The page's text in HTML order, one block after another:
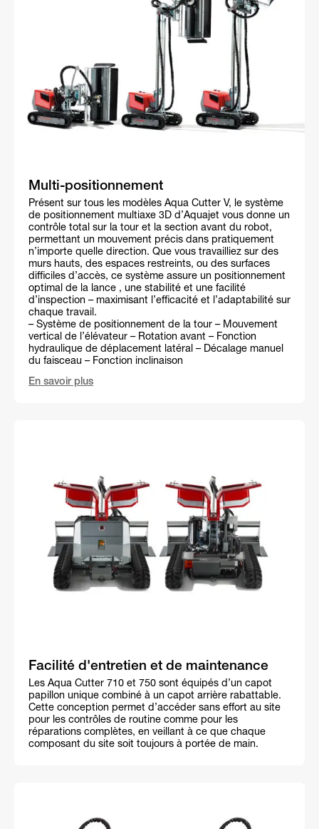
Multi-positionnement
Présent sur tous les modèles Aqua Cutter V, le système
de positionnement multiaxe 3D d’Aquajet vous donne un
contrôle total sur la tour et la section avant du robot,
permettant un mouvement précis dans pratiquement
n’importe quelle direction. Que vous travailliez sur des
murs hauts, des espaces restreints, ou des surfaces
difficiles d’accès, ce système assure un positionnement
optimal de la lance , une stabilité et une facilité
d’inspection – maximisant l’efficacité et l’adaptabilité sur
chaque travail.
– Système de positionnement de la tour – Mouvement
vertical de l’élévateur – Rotation avant – Fonction
hydraulique de déplacement latéral – Décalage manuel
du faisceau – Fonction inclinaison
En savoir plus
Facilité d'entretien et de maintenance
Les Aqua Cutter 710 et 750 sont équipés d’un capot
papillon unique combiné à un capot arrière rabattable.
Cette conception permet d’accéder sans effort au site
pour les contrôles de routine comme pour les
réparations complètes, en veillant à ce que chaque
composant du site soit toujours à portée de main.